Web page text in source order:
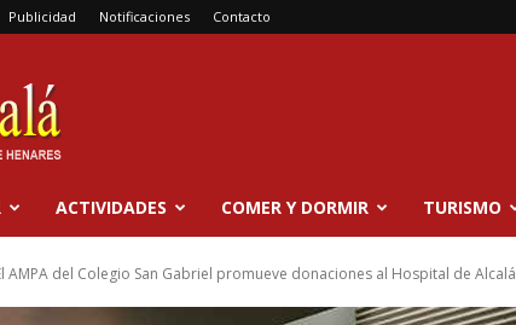
Publicidad Notificaciones Contacto
ACTIVIDADES COMER Y DORMIR TURISMO
AMPA del Colegio San Gabriel promueve donaciones al Hospital de Alcalá